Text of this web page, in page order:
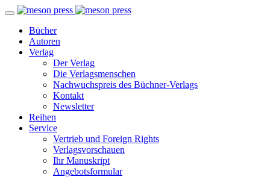
Bücher
Autoren
Verlag
Der Verlag
Die Verlagsmenschen
Nachwuchspreis des Büchner-Verlags
Kontakt
Newsletter
Reihen
Service
Vertrieb und Foreign Rights
Verlagsvorschauen
Ihr Manuskript
Angebotsformular